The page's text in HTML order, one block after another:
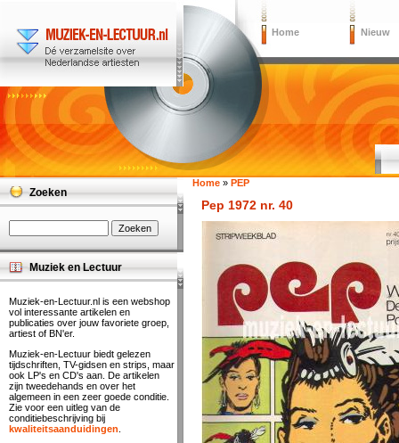
Home Nieuw
Home » PEP
Pep 1972 nr. 40
Zoeken
Muziek en Lectuur
Muziek-en-Lectuur.nl is een webshop
vol interessante artikelen en
publicaties over jouw favoriete groep,
artiest of BN'er.
Muziek-en-Lectuur biedt gelezen
tijdschriften, TV-gidsen en strips, maar
ook LP's en CD's aan. De artikelen
zijn tweedehands en over het
algemeen in een zeer goede conditie.
Zie voor een uitleg van de
conditiebeschrijving bij
kwaliteitsaanduidingen